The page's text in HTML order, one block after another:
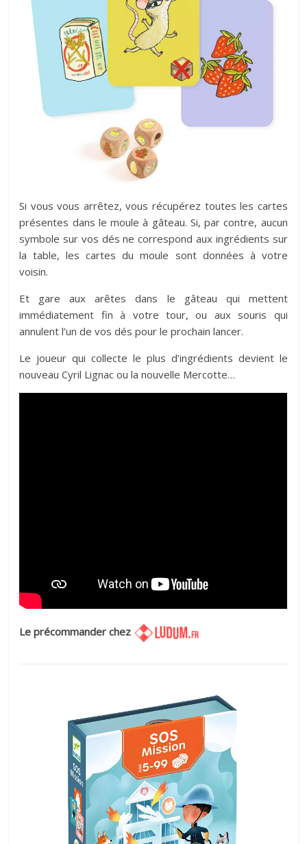
Si vous vous arrêtez, vous récupérez toutes les cartes
présentes dans le moule à gâteau. Si, par contre, aucun
symbole sur vos dés ne correspond aux ingrédients sur
la table, les cartes du moule sont données à votre
voisin.
Et gare aux arêtes dans le gâteau qui mettent
immédiatement fin à votre tour, ou aux souris qui
annulent l’un de vos dés pour le prochain lancer.
Le joueur qui collecte le plus d’ingrédients devient le
nouveau Cyril Lignac ou la nouvelle Mercotte…
Le précommander chez